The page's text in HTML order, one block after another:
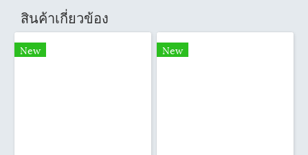
สินค้าเกี่ยวข้อง
New New